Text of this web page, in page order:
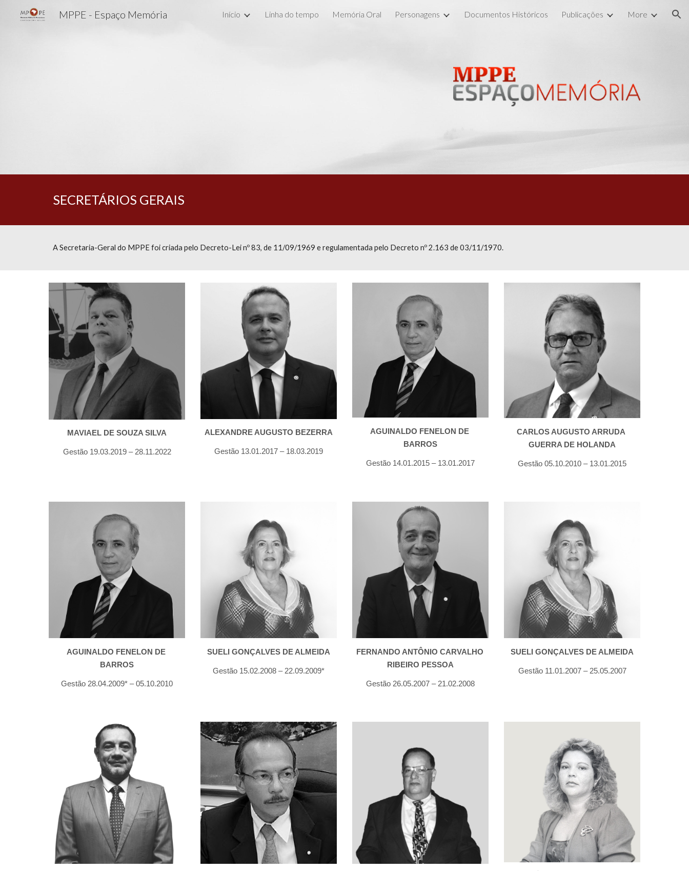
Skip to main content Skip to navigation
MPPE - Espaço Memória Início Linha do tempo Memória Oral Personagens Documentos Históricos Publicações More
SECRETÁRIOS GERAIS
A Secretaria-Geral do MPPE foi criada pelo Decreto-Lei nº 83, de 11/09/1969 e regulamentada pelo Decreto nº 2.163 de 03/11/1970.
MAVIAEL DE SOUZA SILVA
Gestão 19.03.2019 – 28.11.2022
ALEXANDRE AUGUSTO BEZERRA
Gestão 13.01.2017 – 18.03.2019
AGUINALDO FENELON DE
BARROS
Gestão 14.01.2015 – 13.01.2017
CARLOS AUGUSTO ARRUDA
GUERRA DE HOLANDA
Gestão 05.10.2010 – 13.01.2015
AGUINALDO FENELON DE
BARROS
Gestão 28.04.2009* – 05.10.2010
SUELI GONÇALVES DE ALMEIDA
Gestão 15.02.2008 – 22.09.2009*
FERNANDO ANTÔNIO CARVALHO
RIBEIRO PESSOA
Gestão 26.05.2007 – 21.02.2008
SUELI GONÇALVES DE ALMEIDA
Gestão 11.01.2007 – 25.05.2007